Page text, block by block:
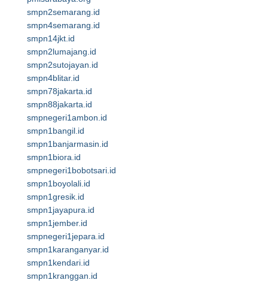
smpn2semarang.id
smpn4semarang.id
smpn14jkt.id
smpn2lumajang.id
smpn2sutojayan.id
smpn4blitar.id
smpn78jakarta.id
smpn88jakarta.id
smpnegeri1ambon.id
smpn1bangil.id
smpn1banjarmasin.id
smpn1biora.id
smpnegeri1bobotsari.id
smpn1boyolali.id
smpn1gresik.id
smpn1jayapura.id
smpn1jember.id
smpnegeri1jepara.id
smpn1karanganyar.id
smpn1kendari.id
smpn1kranggan.id